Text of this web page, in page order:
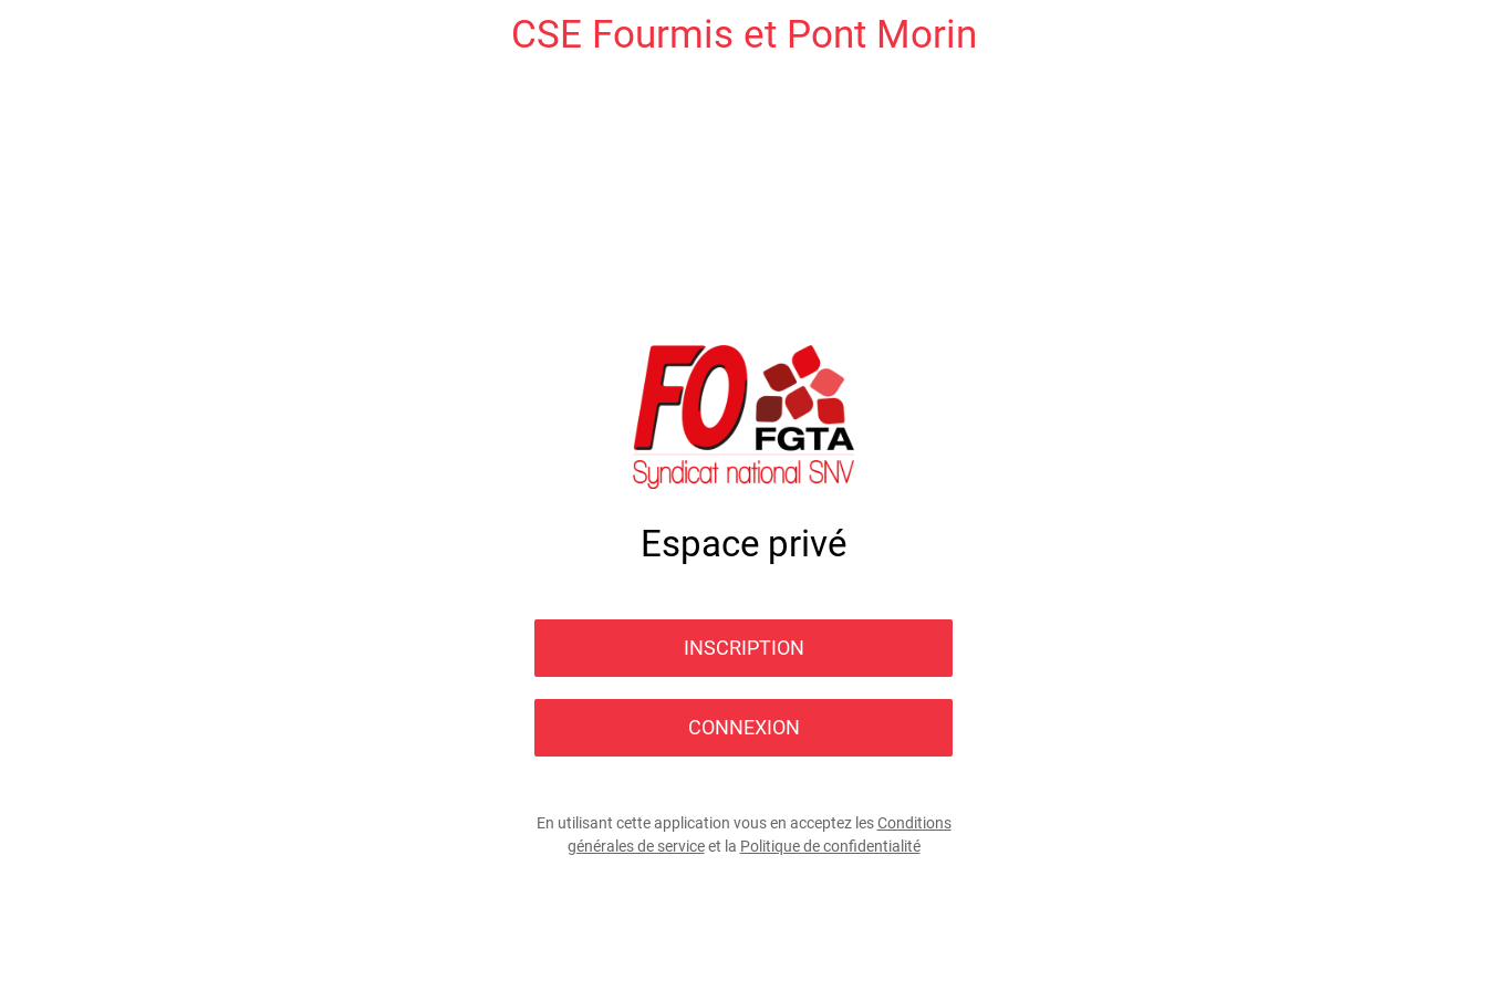
CSE Fourmis et Pont Morin
Espace privé
INSCRIPTION
CONNEXION
En utilisant cette application vous en acceptez lesConditions
générales de serviceet la Politique de confidentialité